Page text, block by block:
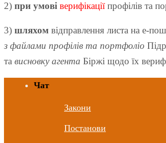
2) при умові верифікаціїпрофілів та
3) шляхом відправлення листа на е-
з файлами профілів та портфоліо
та висновку агента Біржі щодо їх
Чат
Закони
Постанови